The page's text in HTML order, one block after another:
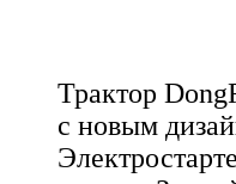
Трактор
с новым